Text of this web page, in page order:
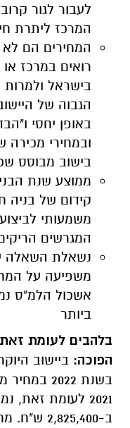
לעבור לגור
המרכז ליתרת
המחירים הם לא
רואים במרכז
בישראל ולמרות
הגבוה של
באופן יחסי
ובמחירי מכירה
בישוב מבוסס
ממוצע שנת
קידום של בניה
משמעותי
המגרשים
נשאלת השאלה
משפיעה על
אשכול הלמ"ס
ביותר
בלהבים לעומת
הפוכה:
2021 לעומת
ב-